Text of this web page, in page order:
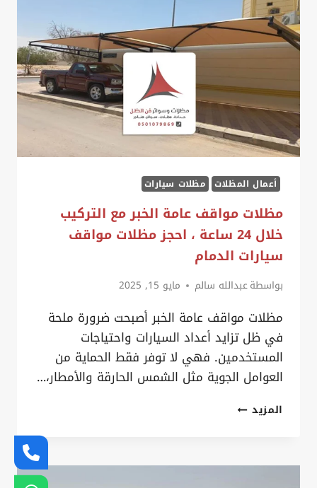
الدرع
الواقي
واللمسة
الفاخرة
لمشروعك
أعمال المظلات مظلات سيارات
مظلات مواقف عامة الخبر مع التركيب
خلال 24 ساعة ، احجز مظلات مواقف
سيارات الدمام
بواسطةعبدالله سالم مايو 15, 2025
مظلات مواقف عامة الخبر أصبحت ضرورة ملحة
في ظل تزايد أعداد السيارات واحتياجات
المستخدمين. فهي لا توفر فقط الحماية من
العوامل الجوية مثل الشمس الحارقة والأمطار،…
المزيدمظلات
الخبر